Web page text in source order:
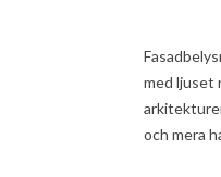
med ljuset
och mera